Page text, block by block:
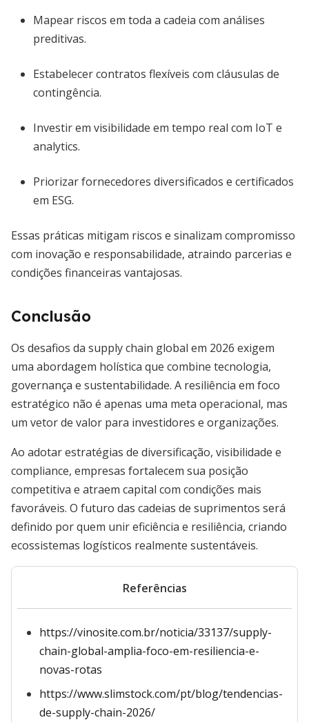
Mapear riscos em toda a cadeia com análises
preditivas.
Estabelecer contratos flexíveis com cláusulas de
contingência.
Investir em visibilidade em tempo real com IoT e
analytics.
Priorizar fornecedores diversificados e certificados
em ESG.
Essas práticas mitigam riscos e sinalizam compromisso
com inovação e responsabilidade, atraindo parcerias e
condições financeiras vantajosas.
Conclusão
Os desafios da supply chain global em 2026 exigem
uma abordagem holística que combine tecnologia,
governança e sustentabilidade. A resiliência em foco
estratégico não é apenas uma meta operacional, mas
um vetor de valor para investidores e organizações.
Ao adotar estratégias de diversificação, visibilidade e
compliance, empresas fortalecem sua posição
competitiva e atraem capital com condições mais
favoráveis. O futuro das cadeias de suprimentos será
definido por quem unir eficiência e resiliência, criando
ecossistemas logísticos realmente sustentáveis.
Referências
https://vinosite.com.br/noticia/33137/supply-
chain-global-amplia-foco-em-resiliencia-e-
novas-rotas
https://www.slimstock.com/pt/blog/tendencias-
de-supply-chain-2026/